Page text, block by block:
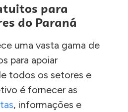
para
do Paraná
uma vasta gama de
para apoiar
todos os setores e
é fornecer as
, informações e